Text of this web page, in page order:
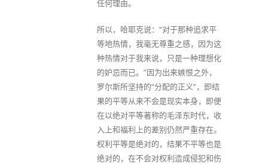
任何理由。
所以，哈耶克说：“对于那种追求平
等地热情，我毫无尊重之感，因为这
种热情对于我来说，只是一种理想化
的妒忌而已。”因为出来嫉恨之外，
罗尔斯所坚持的“分配的正义”，即结
果的平等从来不会是现实本身，即便
在以绝对平等著称的毛泽东时代，收
入上和福利上的差别仍然严重存在。
权利平等是绝对的，结果不平等也是
绝对的，在不会对权利造成侵犯和伤